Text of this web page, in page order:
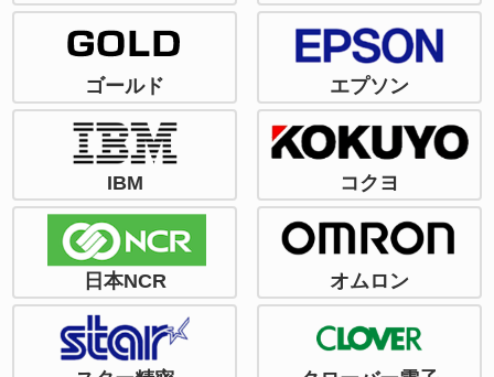
ゴールド エプソン
IBM コクヨ
日本NCR オムロン